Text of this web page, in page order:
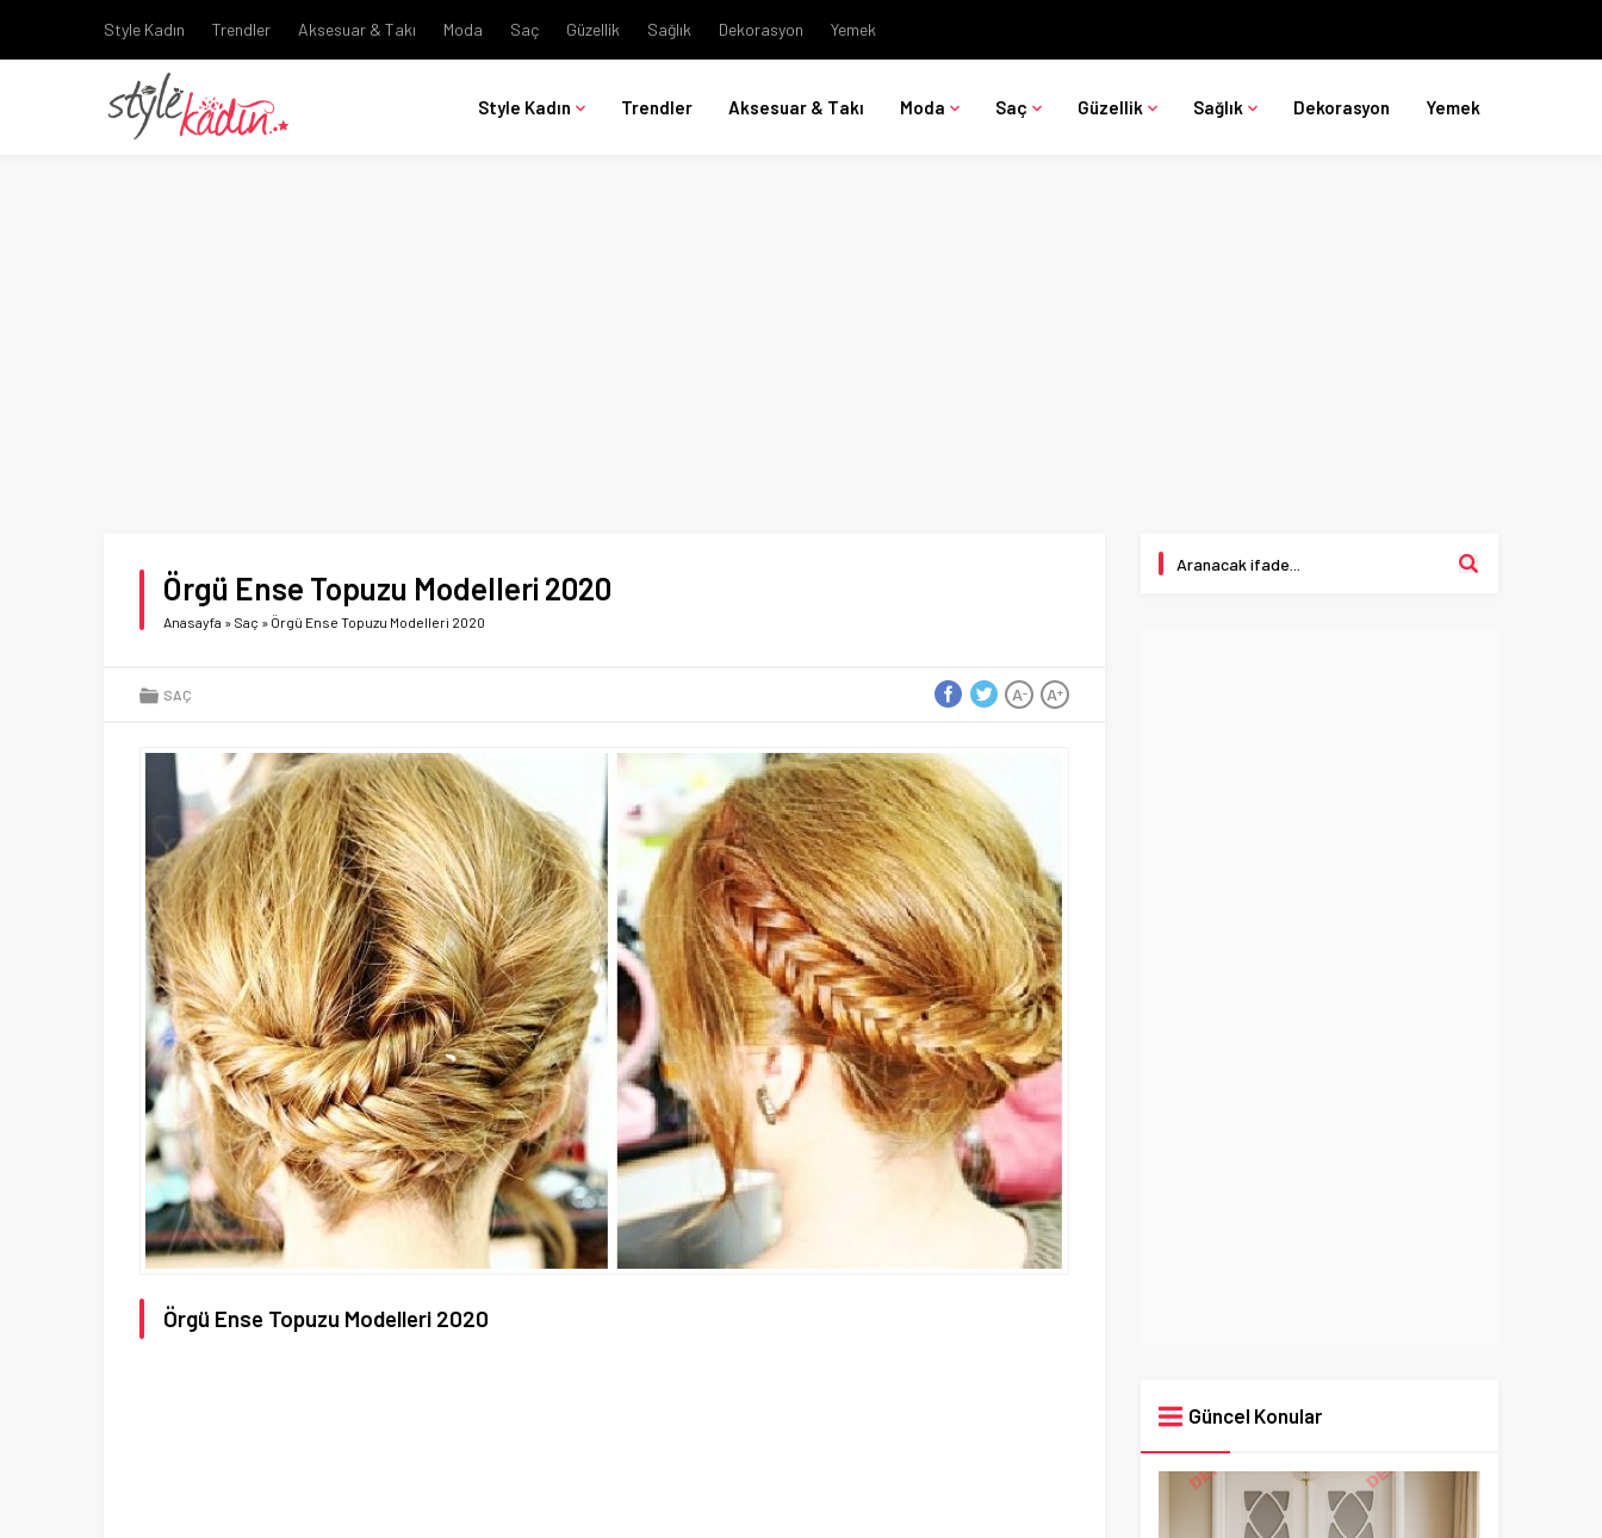
Style Kadın Trendler Aksesuar & Takı Moda Saç Güzellik Sağlık Dekorasyon Yemek
Style Kadın Trendler Aksesuar & Takı Moda Saç Güzellik Sağlık Dekorasyon Yemek
Örgü Ense Topuzu Modelleri 2020
Anasayfa » Saç » Örgü Ense Topuzu Modelleri 2020
SAÇ A+
A-
Örgü Ense Topuzu Modelleri 2020
Güncel Konular